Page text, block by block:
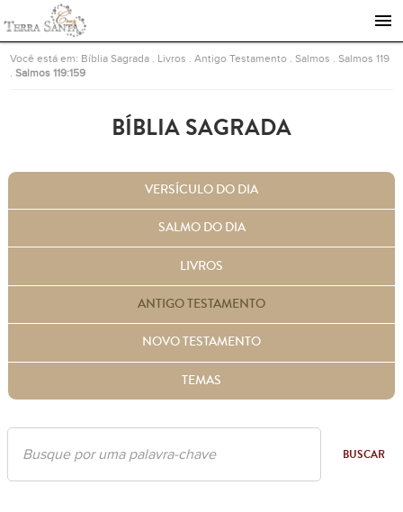
Ir para a página inicial
Você está em: Bíblia Sagrada Livros .Antigo Testamento .Salmos .Salmos 119
.Salmos 119:159
BÍBLIA SAGRADA
VERSÍCULO DO DIA
SALMO DO DIA
LIVROS
ANTIGO TESTAMENTO
NOVO TESTAMENTO
TEMAS
BUSCAR